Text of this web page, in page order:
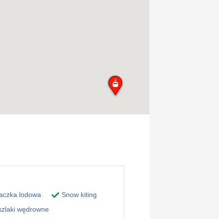
lodowa
Snow kiting
wędrowne